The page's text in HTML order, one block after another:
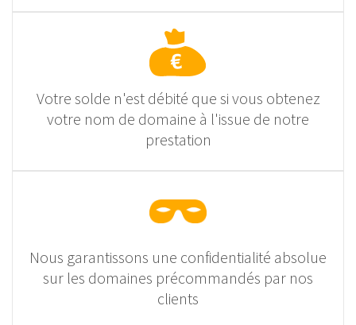
Votre solde n'est débité que si vous obtenez
votre nom de domaine à l'issue de notre
prestation
Nous garantissons une confidentialité absolue
sur les domaines précommandés par nos
clients